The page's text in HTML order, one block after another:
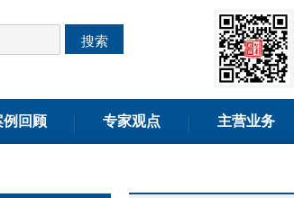
搜索
例回顾 专家观点 主营业务